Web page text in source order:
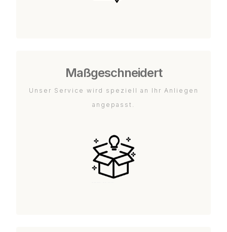
Maßgeschneidert
Unser Service wird speziell an Ihr Anliegen
angepasst.